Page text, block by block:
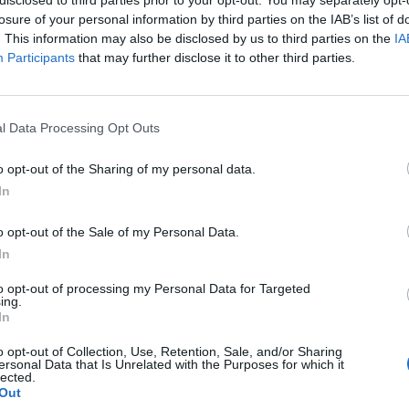
of your personal information by third parties on the IAB’s list of
This information may also be disclosed by us to third parties on the
Participants that may further disclose it to other third parties.
Data Processing Opt Outs
opt-out of the Sharing of my personal data.
opt-out of the Sale of my Personal Data.
opt-out of processing my Personal Data for Targeted
opt-out of Collection, Use, Retention, Sale, and/or Sharing
Data that Is Unrelated with the Purposes for which it
23%,hasta 136,4 millones de libras (156,4
sus ingresos por televisión se ajustaron un
libras (239,8 millones de euros) al pasar de
Europa League el pasado curso.
Intelligence para acceder
estandarizados de más
y a sus principales
en el gasto en plantilla, hasta 380 millones
gasto, destaca la reducción del 14% en el gasto
ligado a los jugadores del primer equipo
libras (380 millones de euros). El total de gastos
millones de libras (781,2 millones de euros), con